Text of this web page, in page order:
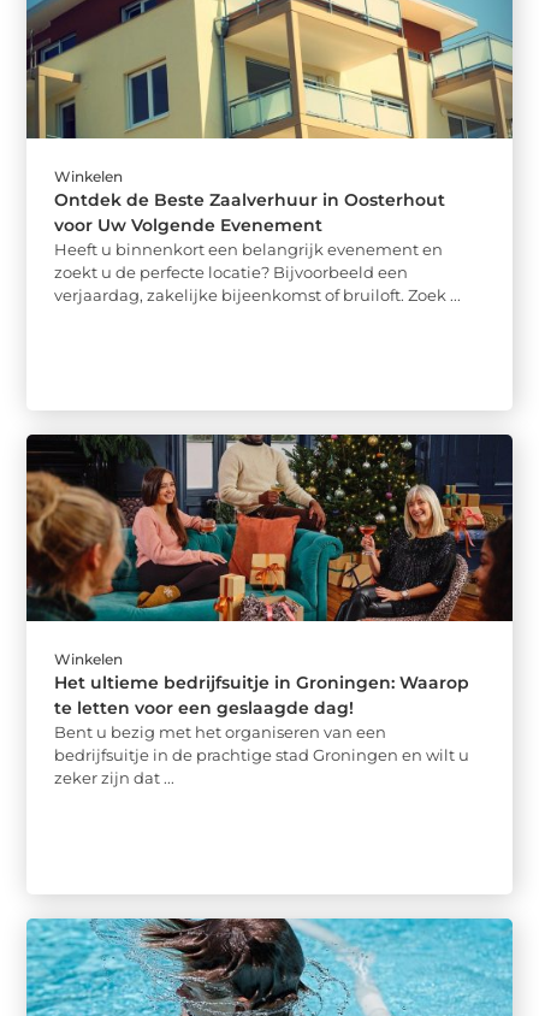
Winkelen
Ontdek de Beste Zaalverhuur in Oosterhout
voor Uw Volgende Evenement
Heeft u binnenkort een belangrijk evenement en
zoekt u de perfecte locatie? Bijvoorbeeld een
verjaardag, zakelijke bijeenkomst of bruiloft. Zoek ...
Winkelen
Het ultieme bedrijfsuitje in Groningen: Waarop
te letten voor een geslaagde dag!
Bent u bezig met het organiseren van een
bedrijfsuitje in de prachtige stad Groningen en wilt u
zeker zijn dat ...